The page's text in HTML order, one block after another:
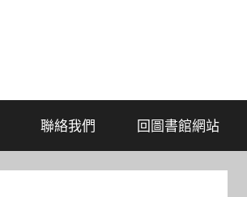
聯絡我們 回圖書館網站